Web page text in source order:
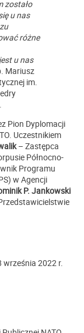
zostało
u nas
różne
u nas
Mariusz
im.
Pion Dyplomacji
Uczestnikiem
– Zastępca
Północno-
Programu
w Agencji
P. Jankowski
września 2022 r.